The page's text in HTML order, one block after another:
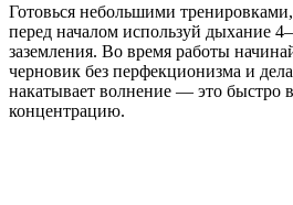
Готовься небольшими
перед началом используй дыхание
заземления. Во время работы
черновик без перфекционизма и
накатывает волнение — это быстро
концентрацию.